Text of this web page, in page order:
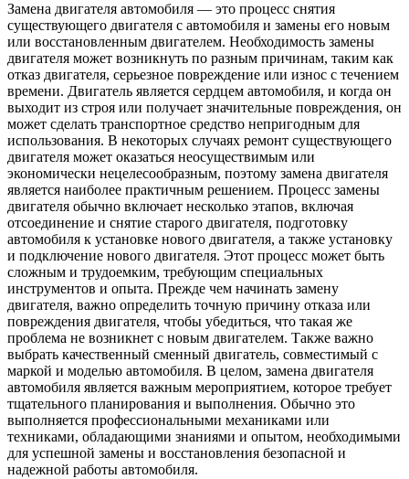
Замена двигателя автомобиля — это процесс снятия
существующего двигателя с автомобиля и замены его новым
или восстановленным двигателем. Необходимость замены
двигателя может возникнуть по разным причинам, таким как
отказ двигателя, серьезное повреждение или износ с течением
времени. Двигатель является сердцем автомобиля, и когда он
выходит из строя или получает значительные повреждения, он
может сделать транспортное средство непригодным для
использования. В некоторых случаях ремонт существующего
двигателя может оказаться неосуществимым или
экономически нецелесообразным, поэтому замена двигателя
является наиболее практичным решением. Процесс замены
двигателя обычно включает несколько этапов, включая
отсоединение и снятие старого двигателя, подготовку
автомобиля к установке нового двигателя, а также установку
и подключение нового двигателя. Этот процесс может быть
сложным и трудоемким, требующим специальных
инструментов и опыта. Прежде чем начинать замену
двигателя, важно определить точную причину отказа или
повреждения двигателя, чтобы убедиться, что такая же
проблема не возникнет с новым двигателем. Также важно
выбрать качественный сменный двигатель, совместимый с
маркой и моделью автомобиля. В целом, замена двигателя
автомобиля является важным мероприятием, которое требует
тщательного планирования и выполнения. Обычно это
выполняется профессиональными механиками или
техниками, обладающими знаниями и опытом, необходимыми
для успешной замены и восстановления безопасной и
надежной работы автомобиля.